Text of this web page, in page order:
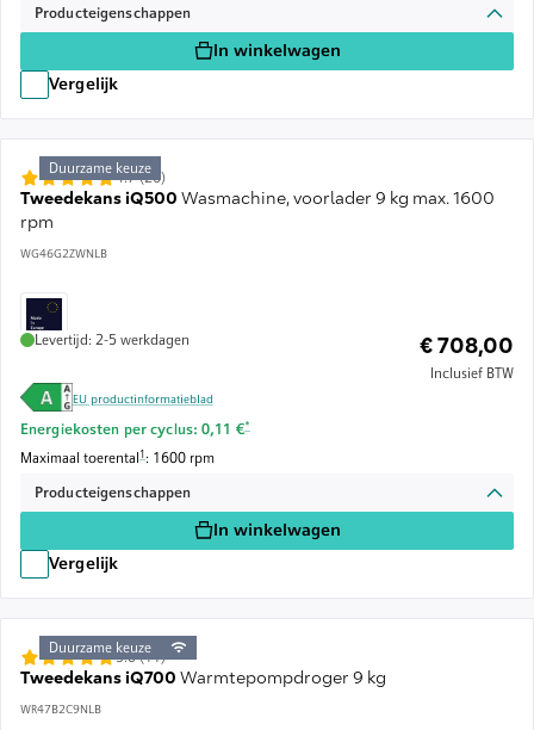
Producteigenschappen
In winkelwagen
Vergelijk
Tweedekans iQ500 Wasmachine, voorlader 9 kg max. 1600
rpm
WG46G2ZWNLB
4.7 (26)
Duurzame keuze
Levertijd: 2-5 werkdagen € 708,00
Inclusief BTW
EU productinformatieblad
Energiekosten per cyclus: 0,11 €Voetnoot *: Schatting op basis van een energieprijs van
*
Maximaal toerental Voetnoot 1: De maximale centrifugesnelheid wordt automatisch verlaagd bij
1: 1600 rpm
Producteigenschappen
In winkelwagen
Vergelijk
Tweedekans iQ700 Warmtepompdroger 9 kg
WR47B2C9NLB
5.0 (11)
Duurzame keuze